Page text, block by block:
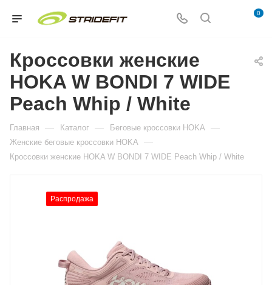
0
Кроссовки женские
HOKA W BONDI 7 WIDE
Peach Whip / White
Главная — Каталог — Беговые кроссовки HOKA —
Женские беговые кроссовки HOKA —
Кроссовки женские HOKA W BONDI 7 WIDE Peach Whip / White
Распродажа